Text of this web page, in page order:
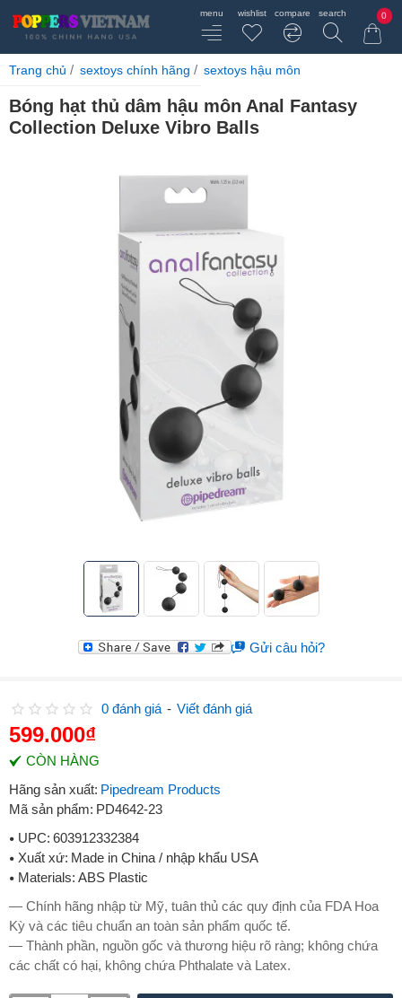
0
Bóng hạt thủ dâm hậu môn Anal Fantasy
Collection Deluxe Vibro Balls
Trang chủ home
sextoys chính hãng sextoys hậu môn
Gửi câu hỏi?
CÒN HÀNG
Hãng sản xuất: Pipedream Products
Mã sản phẩm: PD4642-23
UPC: 603912332384
Xuất xứ: Made in China / nhập khẩu USA
Materials: ABS Plastic
0 đánh giá - Viết đánh giá
599.000₫
— Chính hãng nhập từ Mỹ, tuân thủ các quy định của FDA Hoa
Kỳ và các tiêu chuẩn an toàn sản phẩm quốc tế.
— Thành phần, nguồn gốc và thương hiệu rõ ràng; không chứa
các chất có hại, không chứa Phthalate và Latex.